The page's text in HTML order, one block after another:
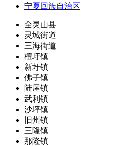
宁夏回族自治区
全灵山县
灵城街道
三海街道
檀圩镇
新圩镇
佛子镇
陆屋镇
武利镇
沙坪镇
旧州镇
三隆镇
那隆镇